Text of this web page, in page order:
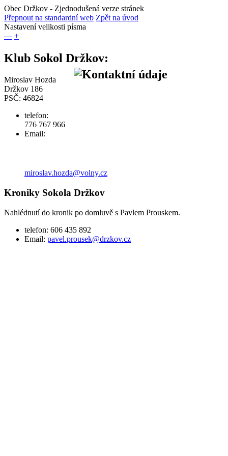
Obec Držkov - Zjednodušená verze stránek
Přepnout na standardní web Zpět na úvod
Nastavení velikosti písma
— +
Klub Sokol Držkov:
Miroslav Hozda
Držkov 186
PSČ: 46824
telefon:
776 767 966
Email:
miroslav.hozda@volny.cz
Kroniky Sokola Držkov
Nahlédnutí do kronik po domluvě s Pavlem Prouskem.
telefon: 606 435 892
Email: pavel.prousek@drzkov.cz